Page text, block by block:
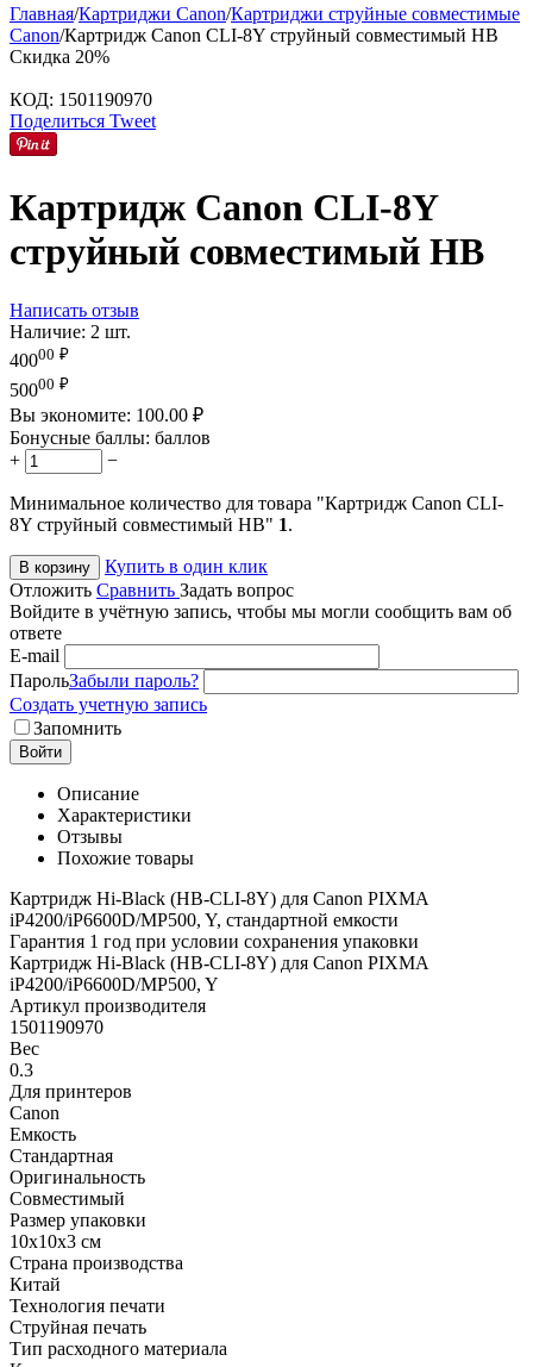
Главная/Картриджи Canon/Картриджи струйные совместимые
Canon/Картридж Canon CLI-8Y струйный совместимый HB
Скидка 20%
КОД: 1501190970
Поделиться Tweet
Картридж Canon CLI-8Y
струйный совместимый HB
Написать отзыв
Наличие: 2 шт.
40000 ₽
50000 ₽
Вы экономите: 100.00 ₽
Бонусные баллы: баллов
+
−
Минимальное количество для товара "Картридж Canon CLI-
8Y струйный совместимый HB" 1.
В корзину
Купить в один клик
Отложить Сравнить Задать вопрос
Войдите в учётную запись, чтобы мы могли сообщить вам об
ответе
E-mail
ПарольЗабыли пароль?
Создать учетную запись
Запомнить
Войти
Описание
Характеристики
Отзывы
Похожие товары
Картридж Hi-Black (HB-CLI-8Y) для Canon PIXMA
iP4200/iP6600D/MP500, Y, стандартной емкости
Гарантия 1 год при условии сохранения упаковки
Картридж Hi-Black (HB-CLI-8Y) для Canon PIXMA
iP4200/iP6600D/MP500, Y
Артикул производителя
1501190970
Вес
0.3
Для принтеров
Canon
Емкость
Стандартная
Оригинальность
Совместимый
Размер упаковки
10x10x3 см
Страна производства
Китай
Технология печати
Струйная печать
Тип расходного материала